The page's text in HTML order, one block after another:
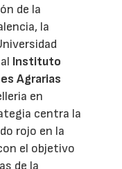
de la
la
Instituto
Agrarias
en
centra la
rojo en la
el objetivo
de la